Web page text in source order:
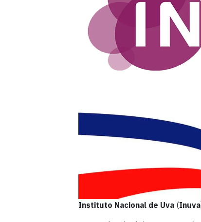
Instituto Nacional de Uva (Inuva